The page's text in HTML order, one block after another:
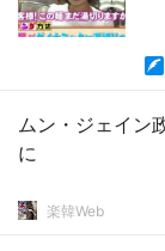
ムン・ジェイン
に
楽韓Web